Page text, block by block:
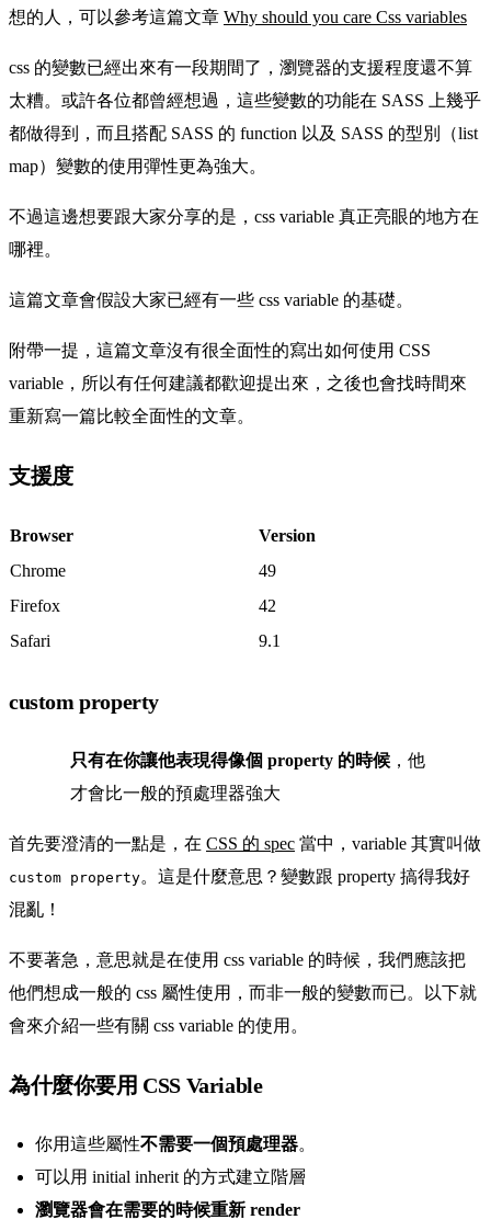
想的人，可以參考這篇文章 Why should you care Css variables
css 的變數已經出來有一段期間了，瀏覽器的支援程度還不算
太糟。或許各位都曾經想過，這些變數的功能在 SASS 上幾乎
都做得到，而且搭配 SASS 的 function 以及 SASS 的型別（list
map）變數的使用彈性更為強大。
不過這邊想要跟大家分享的是，css variable 真正亮眼的地方在
哪裡。
這篇文章會假設大家已經有一些 css variable 的基礎。
附帶一提，這篇文章沒有很全面性的寫出如何使用 CSS
variable，所以有任何建議都歡迎提出來，之後也會找時間來
重新寫一篇比較全面性的文章。
支援度
Browser
Version
Chrome
49
Firefox
42
Safari
9.1
custom property
只有在你讓他表現得像個 property 的時候 ，他
才會比一般的預處理器強大
首先要澄清的一點是，在 CSS 的 spec 當中，variable 其實叫做
custom property。這是什麼意思？變數跟 property 搞得我好
混亂！
不要著急，意思就是在使用 css variable 的時候，我們應該把
他們想成一般的 css 屬性使用，而非一般的變數而已。以下就
會來介紹一些有關 css variable 的使用。
為什麼你要用 CSS Variable
你用這些屬性不需要一個預處理器。
可以用 initial inherit 的方式建立階層
瀏覽器會在需要的時候重新 render